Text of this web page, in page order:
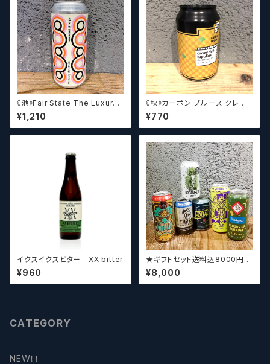
《池》Fair State The Luxury
of Restraint / フェアステイト
ザ ラグジュアリー オブ リストレ
イント【クラフトビールシザーズ】
¥1,210
《秋》カーボン ブルース クレイ
ジーリッチルプリンズ Carbo
n Brews Crazy rich Lupulin
s【クラフトビール】
¥770
イクスイクスビター XX bitter
¥960
★ギフトセット送料込8000円★
（お好みに合わせて高価なビー
ルも含めて5～6本チョイスさせ
ていただきます）【クラフトビー
¥8,000
CATEGORY
NEW！！